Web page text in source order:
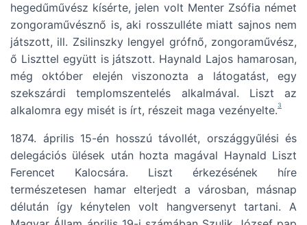
hegedűművész kísérte, jelen volt Menter Zsófia német
zongoraművésznő is, aki rosszulléte miatt sajnos nem
játszott, ill. Zsilinszky lengyel grófnő, zongoraművész,
ő Liszttel együtt is játszott. Haynald Lajos hamarosan,
még október elején viszonozta a látogatást, egy
szekszárdi templomszentelés alkalmával. Liszt az
alkalomra egy misét is írt, részeit maga vezényelte.3
1874. április 15-én hosszú távollét, országgyűlési és
delegációs ülések után hozta magával Haynald Liszt
Ferencet Kalocsára. Liszt érkezésének híre
természetesen hamar elterjedt a városban, másnap
délután így kénytelen volt hangversenyt tartani. A